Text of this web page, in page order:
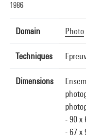
1986
Domain Photo
Techniques
Dimensions
- 90 x
- 67 x